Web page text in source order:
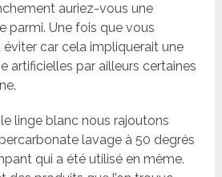
auriez-vous une
parmi. Une fois que vous
car cela impliquerait une
artificielles par ailleurs certaines
linge blanc nous rajoutons
lavage à 50 degrés
qui a été utilisé en même.